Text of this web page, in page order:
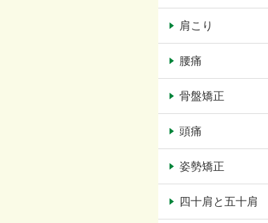
肩こり
腰痛
骨盤矯正
頭痛
姿勢矯正
四十肩と五十肩